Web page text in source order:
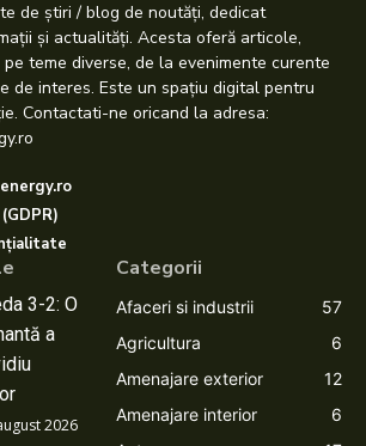
de știri / blog de noutăți, dedicat
și actualități. Acesta oferă articole,
teme diverse, de la evenimente curente
de interes. Este un spațiu digital pentru
Contactati-ne oricand la adresa:
3-2: O
a
2026
Categorii
Afaceri si industrii
57
Agricultura
6
Amenajare exterior
12
Amenajare interior
6